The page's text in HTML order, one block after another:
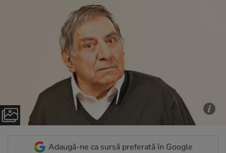
Adaugă-ne ca sursă preferată în Google